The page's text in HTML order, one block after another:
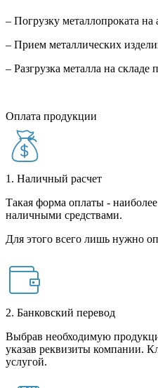
– Погрузку металлопроката на
– Прием металлических
– Разгрузка металла на
Оплата продукции
1. Наличный расчет
Такая форма оплаты -
наличными средствами.
Для этого всего лишь нужно
2. Банковский перевод
Выбрав необходимую
указав реквизиты компании.
услугой.